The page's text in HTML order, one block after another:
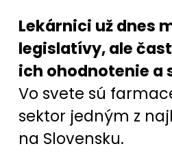
Lekárnici už dnes
legislatívy, ale
ich ohodnotenie
Vo svete sú
sektor jedným z
na Slovensku.